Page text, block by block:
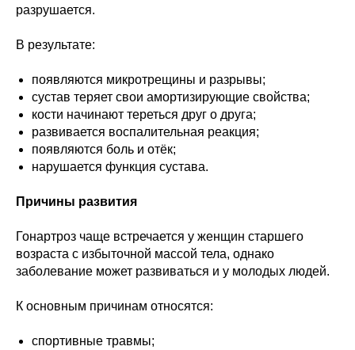
разрушается.
В результате:
появляются микротрещины и разрывы;
сустав теряет свои амортизирующие свойства;
кости начинают тереться друг о друга;
развивается воспалительная реакция;
появляются боль и отёк;
нарушается функция сустава.
Причины развития
Гонартроз чаще встречается у женщин старшего
возраста с избыточной массой тела, однако
заболевание может развиваться и у молодых людей.
К основным причинам относятся:
спортивные травмы;